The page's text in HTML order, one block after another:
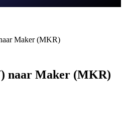
Maker (MKR)
naar Maker (MKR)